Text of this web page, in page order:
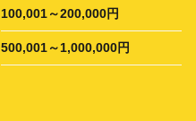
100,001～200,000円
500,001～1,000,000円